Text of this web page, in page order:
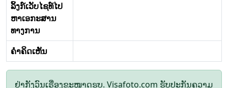
ລິ້ງກ໌ເວັບໄຊທ໌ໄປ
ຫາເອກະສານ
ທາງການ
ຄໍາຄິດເຫັນ
ຢ່າກັງວົນເຣື່ອງຂະໜາດຮູບ. Visafoto.com ຮັບປະກັນຄວາມ